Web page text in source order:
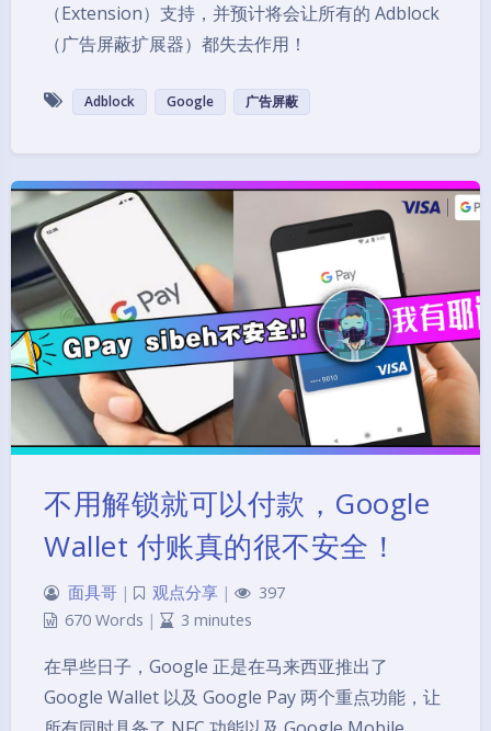
（Extension）支持，并预计将会让所有的 Adblock
（广告屏蔽扩展器）都失去作用！
Adblock Google 广告屏蔽
不用解锁就可以付款，Google
Wallet 付账真的很不安全！
面具哥 | 观点分享 |
397
670 Words | 3 minutes
在早些日子，Google 正是在马来西亚推出了
Google Wallet 以及 Google Pay 两个重点功能，让